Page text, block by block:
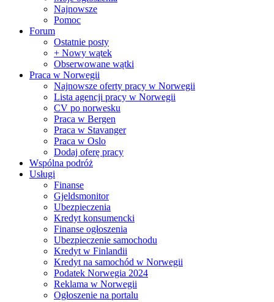
Najnowsze
Pomoc
Forum
Ostatnie posty
+ Nowy wątek
Obserwowane wątki
Praca w Norwegii
Najnowsze oferty pracy w Norwegii
Lista agencji pracy w Norwegii
CV po norwesku
Praca w Bergen
Praca w Stavanger
Praca w Oslo
Dodaj oferę pracy
Wspólna podróż
Usługi
Finanse
Gjeldsmonitor
Ubezpieczenia
Kredyt konsumencki
Finanse ogłoszenia
Ubezpieczenie samochodu
Kredyt w Finlandii
Kredyt na samochód w Norwegii
Podatek Norwegia 2024
Reklama w Norwegii
Ogłoszenie na portalu